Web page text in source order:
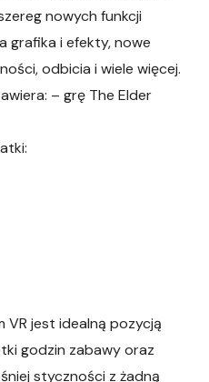
nowych funkcji
grafika i efekty, nowe
odbicia i wiele więcej.
– grę The Elder
VR jest idealną pozycją
godzin zabawy oraz
styczności z żadną